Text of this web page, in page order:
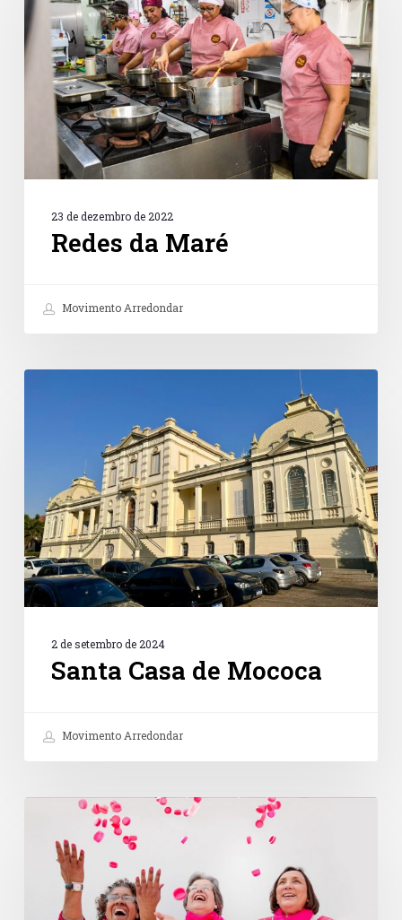
23 de dezembro de 2022
Redes da Maré
Movimento Arredondar
Santa
2 de setembro de 2024
Santa Casa de Mococa
Movimento Arredondar
IMAMA